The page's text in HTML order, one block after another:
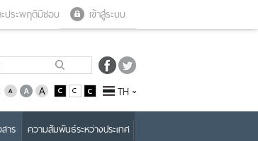
เข้าสู่ระบบ
ประพฤติมิชอบ
TH
าร ความสัมพันธ์ระหว่างประเทศ